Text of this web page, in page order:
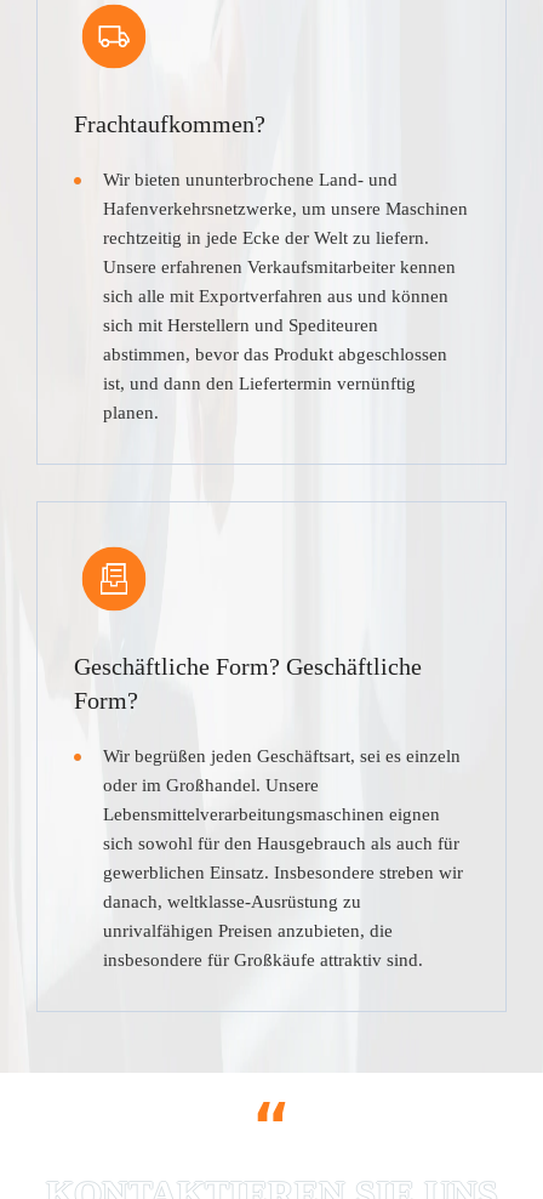
Frachtaufkommen?
Wir bieten ununterbrochene Land- und
Hafenverkehrsnetzwerke, um unsere Maschinen
rechtzeitig in jede Ecke der Welt zu liefern.
Unsere erfahrenen Verkaufsmitarbeiter kennen
sich alle mit Exportverfahren aus und können
sich mit Herstellern und Spediteuren
abstimmen, bevor das Produkt abgeschlossen
ist, und dann den Liefertermin vernünftig
planen.
Geschäftliche Form? Geschäftliche
Form?
Wir begrüßen jeden Geschäftsart, sei es einzeln
oder im Großhandel. Unsere
Lebensmittelverarbeitungsmaschinen eignen
sich sowohl für den Hausgebrauch als auch für
gewerblichen Einsatz. Insbesondere streben wir
danach, weltklasse-Ausrüstung zu
unrivalfähigen Preisen anzubieten, die
insbesondere für Großkäufe attraktiv sind.
“